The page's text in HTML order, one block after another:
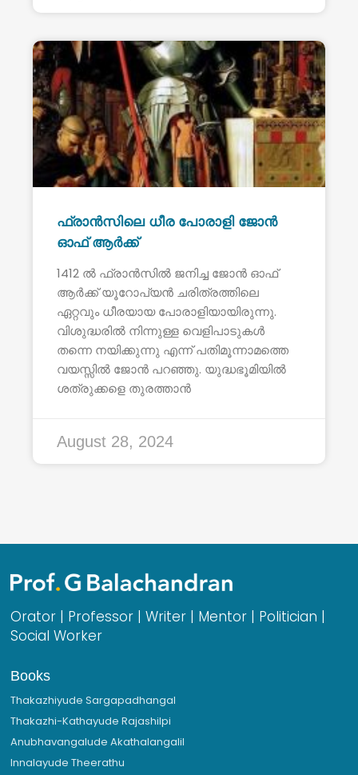
ഫ്രാൻസിലെ ധീര പോരാളി ജോൻ
ഓഫ് ആർക്ക്
1412 ൽ ഫ്രാൻസിൽ ജനിച്ച ജോൻ ഓഫ്
ആർക്ക് യൂറോപ്യൻ ചരിത്രത്തിലെ
ഏറ്റവും ധീരയായ പോരാളിയായിരുന്നു.
വിശുദ്ധരിൽ നിന്നുള്ള വെളിപാടുകൾ
തന്നെ നയിക്കുന്നു എന്ന് പതിമൂന്നാമത്തെ
വയസ്സിൽ ജോൻ പറഞ്ഞു. യുദ്ധഭൂമിയിൽ
ശത്രുക്കളെ തുരത്താൻ
August 28, 2024
Orator | Professor | Writer | Mentor | Politician |
Social Worker
Books
Thakazhiyude Sargapadhangal
Thakazhi-Kathayude Rajashilpi
Anubhavangalude Akathalangalil
Innalayude Theerathu